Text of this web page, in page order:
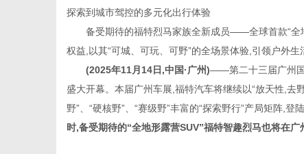
探索到城市驾控的多元化出行体验
备受期待的福特烈马家族全新成员——全球首款“全
权益,以其“可城、可玩、可野”的全场景体验,引领户外生
(2025年11月 14日,中国·广州)——第二十三届广州国
盛大开幕。本届广州车展,福特汽车将继续以“放天性,去
野”、“硬核野”、“赛级野”丰富的“探索野行”产局矩阵,
时,备受期待的“全地形露营SUV”福特智趣烈马也将在广